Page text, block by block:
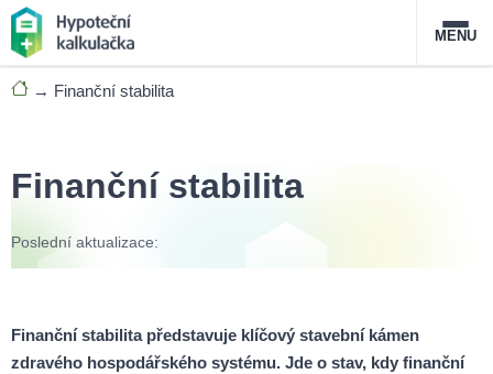
Nabídka hypoték
O službě
MENU
→ Finanční stabilita
Finanční stabilita
Poslední aktualizace:
Finanční stabilita představuje klíčový stavební kámen
zdravého hospodářského systému. Jde o stav, kdy finanční